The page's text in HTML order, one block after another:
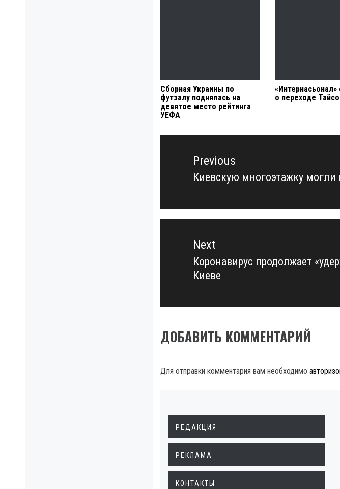
Сборная Украины по
футзалу поднялась на
девятое место рейтинга
УЕФА
о переходе
Навигация
записямPrevious
Previous
Киевскую многоэтажку могли
Next
Next
post:
Коронавирус продолжает
Киеве
ДОБАВИТЬ КОММЕНТАРИЙ
Для отправки комментария вам необходимо
РЕДАКЦИЯ
РЕКЛАМА
КОНТАКТЫ